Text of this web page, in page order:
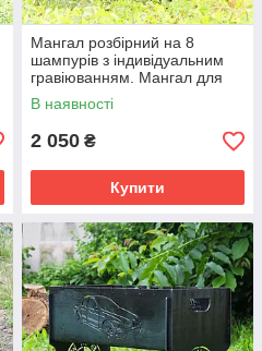
Мангал розбірний на 8
шампурів з індивідуальним
гравіюванням. Мангал для
подарунка
В наявності
2 050 ₴
Купити